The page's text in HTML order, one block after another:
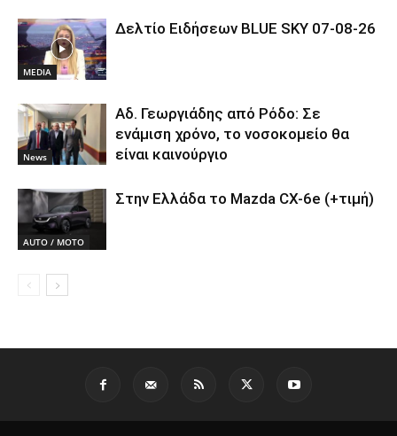
MEDIA
Δελτίο Ειδήσεων BLUE SKY 07-08-26
News
Αδ. Γεωργιάδης από Ρόδο: Σε
ενάμιση χρόνο, το νοσοκομείο θα
είναι καινούργιο
AUTO / MOTO
Στην Ελλάδα το Mazda CX-6e (+τιμή)